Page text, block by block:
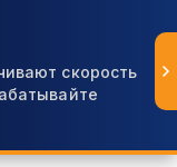
скорость